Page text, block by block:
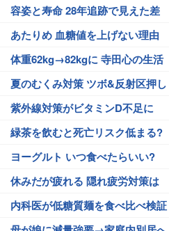
容姿と寿命 28年追跡で見えた差
あたりめ 血糖値を上げない理由
体重62kg→82kgに 寺田心の生活
夏のむくみ対策 ツボ&反射区押し
紫外線対策がビタミンD不足に
緑茶を飲むと死亡リスク低まる?
ヨーグルト いつ食べたらいい?
休みだが疲れる 隠れ疲労対策は
内科医が低糖質麺を食べ比べ検証